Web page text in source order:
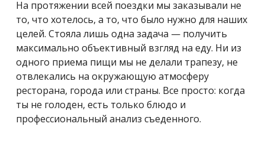
На протяжении всей поездки мы заказывали не
то, что хотелось, а то, что было нужно для наших
целей. Стояла лишь одна задача — получить
максимально объективный взгляд на еду. Ни из
одного приема пищи мы не делали трапезу, не
отвлекались на окружающую атмосферу
ресторана, города или страны. Все просто: когда
ты не голоден, есть только блюдо и
профессиональный анализ съеденного.